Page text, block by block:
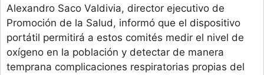
Alexandro Saco Valdivia, director ejecutivo de
Promoción de la Salud, informó que el dispositivo
portátil permitirá a estos comités medir el nivel de
oxígeno en la población y detectar de manera
temprana complicaciones respiratorias propias del